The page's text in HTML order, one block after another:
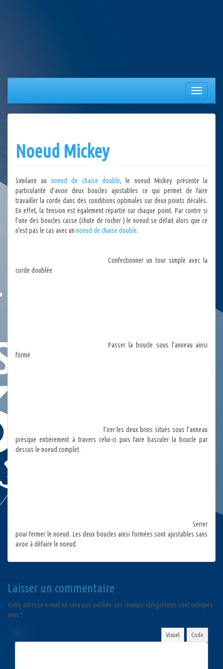
Afficher/
la
Noeud Mickey
Similaire au noeud de chaise double, le noeud Mickey présente la
particularité d’avoir deux boucles ajustables ce qui permet de faire
travailler la corde dans des conditions optimales sur deux points décalés.
En effet, la tension est également répartie sur chaque point. Par contre si
l’une des boucles casse (chute de rocher ) le noeud se défait alors que ce
n’est pas le cas avec un noeud de chaise double.
Confectionner un tour simple avec la
corde doublée
Passer la boucle sous l’anneau ainsi
formé
Tirer les deux brins situés sous l’anneau
presque entièrement à travers celui-ci puis faire basculer la boucle par
dessus le noeud complet.
Serrer
pour fermer le noeud. Les deux boucles ainsi formées sont ajustables sans
avoir à défaire le noeud.
Laisser un commentaire
Votre adresse e-mail ne sera pas publiée. Les champs obligatoires sont indiqués
avec*
Visuel Code